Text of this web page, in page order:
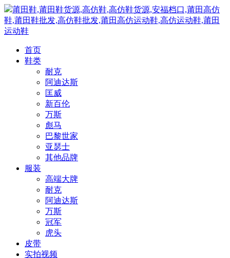
莆田鞋,莆田鞋货源,高仿鞋,高仿鞋货源,安福档口,莆田高仿
鞋,莆田鞋批发,高仿鞋批发,莆田高仿运动鞋,高仿运动鞋,莆田
运动鞋
首页
鞋类
耐克
阿迪达斯
匡威
新百伦
万斯
彪马
巴黎世家
亚瑟士
其他品牌
服装
高端大牌
耐克
阿迪达斯
万斯
冠军
虎头
皮带
实拍视频